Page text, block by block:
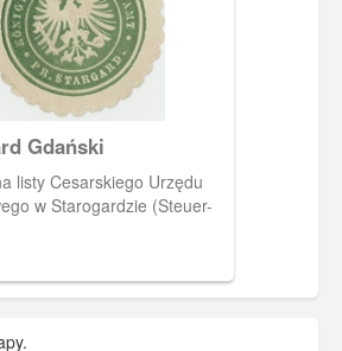
Gdański
listy Cesarskiego Urzędu
w Starogardzie (Steuer-